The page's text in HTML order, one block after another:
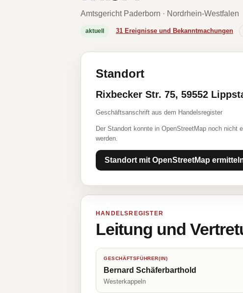
Amtsgericht Paderborn · Nordrhein-Westfalen
aktuell 31 Ereignisse und Bekanntmachungen
Standort
Rixbecker Str. 75, 59552
Geschäftsanschrift aus dem Handelsregister
Der Standort konnte in OpenStreetMap noch nicht
werden.
Standort mit OpenStreetMap
HANDELSREGISTER
Leitung und
GESCHÄFTSFÜHRER(IN)
Bernard Schäferbarthold
Westerkappeln